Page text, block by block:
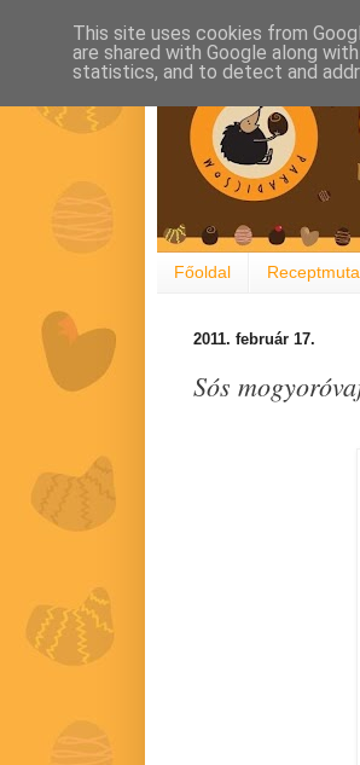
Főoldal
2011. február 17.
Sós
This site uses cookies from
are shared with Google along
statistics, and to detect and